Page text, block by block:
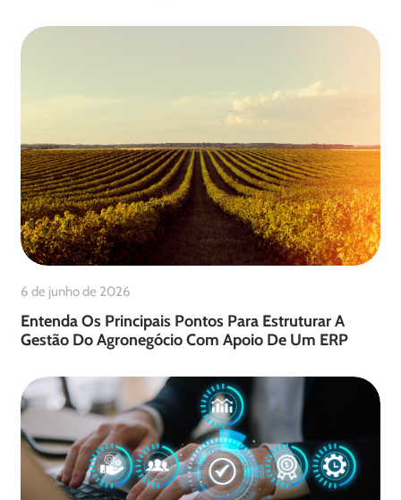
6 de junho de 2026
Entenda Os Principais Pontos Para Estruturar A
Gestão Do Agronegócio Com Apoio De Um ERP